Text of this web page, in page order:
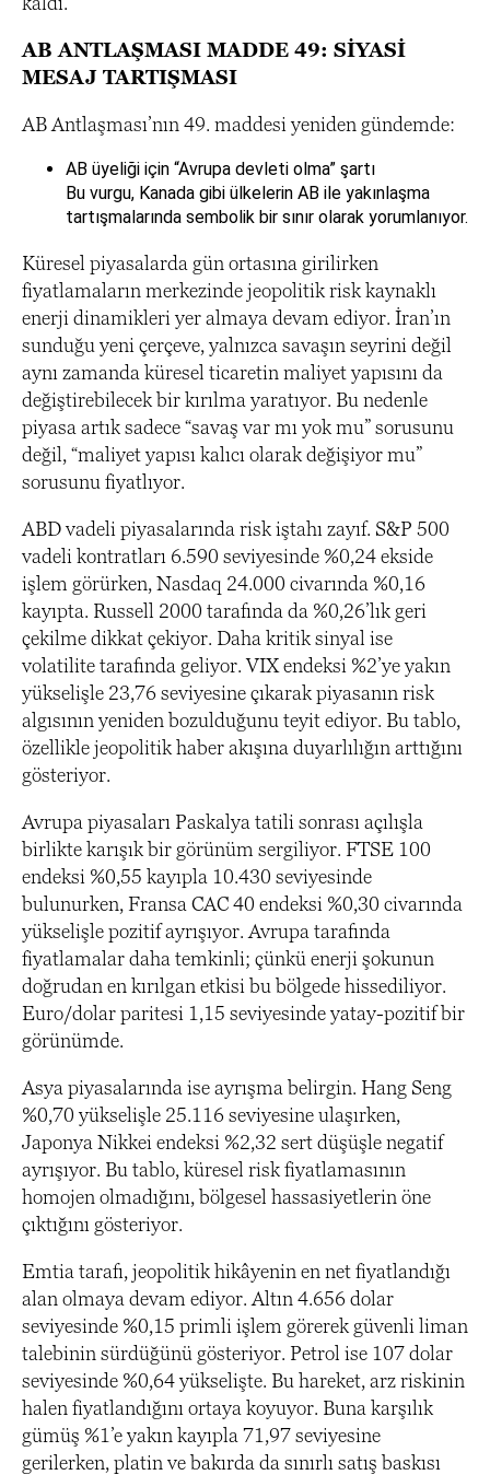
AB ANTLAŞMASI MADDE 49: SİYASİ
MESAJ TARTIŞMASI
AB Antlaşması’nın 49. maddesi yeniden gündemde:
AB üyeliği için “Avrupa devleti olma” şartı
Bu vurgu, Kanada gibi ülkelerin AB ile yakınlaşma
tartışmalarında sembolik bir sınır olarak yorumlanıyor.
Küresel piyasalarda gün ortasına girilirken
fiyatlamaların merkezinde jeopolitik risk kaynaklı
enerji dinamikleri yer almaya devam ediyor. İran’ın
sunduğu yeni çerçeve, yalnızca savaşın seyrini değil
aynı zamanda küresel ticaretin maliyet yapısını da
değiştirebilecek bir kırılma yaratıyor. Bu nedenle
piyasa artık sadece “savaş var mı yok mu” sorusunu
değil, “maliyet yapısı kalıcı olarak değişiyor mu”
sorusunu fiyatlıyor.
ABD vadeli piyasalarında risk iştahı zayıf. S&P 500
vadeli kontratları 6.590 seviyesinde %0,24 ekside
işlem görürken, Nasdaq 24.000 civarında %0,16
kayıpta. Russell 2000 tarafında da %0,26’lık geri
çekilme dikkat çekiyor. Daha kritik sinyal ise
volatilite tarafında geliyor. VIX endeksi %2’ye yakın
yükselişle 23,76 seviyesine çıkarak piyasanın risk
algısının yeniden bozulduğunu teyit ediyor. Bu tablo,
özellikle jeopolitik haber akışına duyarlılığın arttığını
gösteriyor.
Avrupa piyasaları Paskalya tatili sonrası açılışla
birlikte karışık bir görünüm sergiliyor. FTSE 100
endeksi %0,55 kayıpla 10.430 seviyesinde
bulunurken, Fransa CAC 40 endeksi %0,30 civarında
yükselişle pozitif ayrışıyor. Avrupa tarafında
fiyatlamalar daha temkinli; çünkü enerji şokunun
doğrudan en kırılgan etkisi bu bölgede hissediliyor.
Euro/dolar paritesi 1,15 seviyesinde yatay-pozitif bir
görünümde.
Asya piyasalarında ise ayrışma belirgin. Hang Seng
%0,70 yükselişle 25.116 seviyesine ulaşırken,
Japonya Nikkei endeksi %2,32 sert düşüşle negatif
ayrışıyor. Bu tablo, küresel risk fiyatlamasının
homojen olmadığını, bölgesel hassasiyetlerin öne
çıktığını gösteriyor.
Emtia tarafı, jeopolitik hikâyenin en net fiyatlandığı
alan olmaya devam ediyor. Altın 4.656 dolar
seviyesinde %0,15 primli işlem görerek güvenli liman
talebinin sürdüğünü gösteriyor. Petrol ise 107 dolar
seviyesinde %0,64 yükselişte. Bu hareket, arz riskinin
halen fiyatlandığını ortaya koyuyor. Buna karşılık
gümüş %1’e yakın kayıpla 71,97 seviyesine
gerilerken, platin ve bakırda da sınırlı satış baskısı